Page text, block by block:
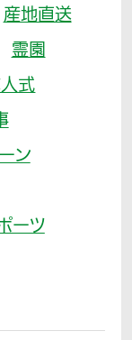
産地直送
霊園
式
ン
ーツ